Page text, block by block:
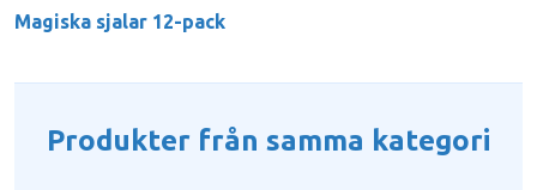
Magiska sjalar 12-pack
Produkter från samma kategori